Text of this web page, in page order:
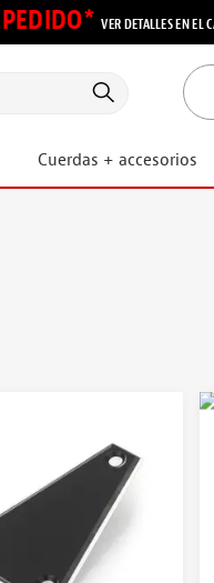
PEDIDO*VER DETALLES EN EL
Cuerdas + accesorios